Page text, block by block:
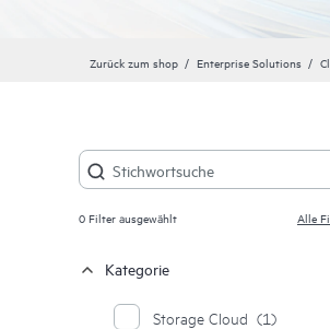
Zurück zum shop Enterprise Solutions
0Filter ausgewählt Alle
Kategorie
Storage Cloud (1)